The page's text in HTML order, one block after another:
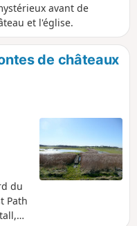
avant de
et l'église.
de châteaux
du
Path